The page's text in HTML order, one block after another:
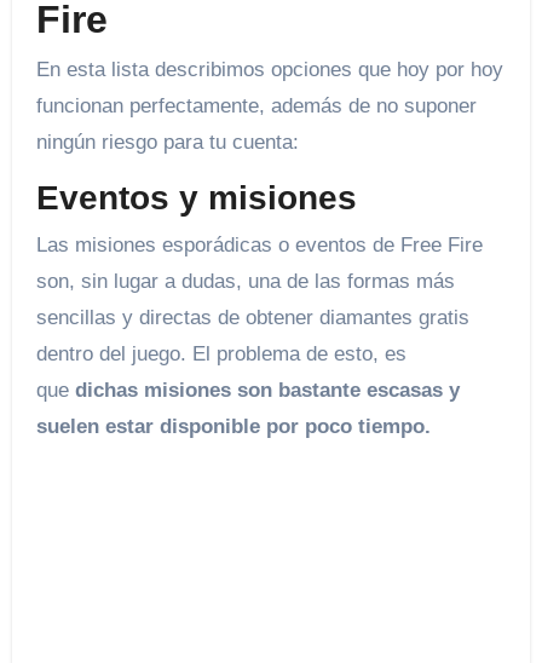
Fire
En esta lista describimos opciones que hoy por hoy
funcionan perfectamente, además de no suponer
ningún riesgo para tu cuenta:
Eventos y misiones
Las misiones esporádicas o eventos de Free Fire
son, sin lugar a dudas, una de las formas más
sencillas y directas de obtener diamantes gratis
dentro del juego. El problema de esto, es
que dichas misiones son bastante escasas y
suelen estar disponible por poco tiempo.